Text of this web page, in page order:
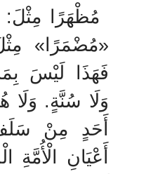
مُظْهَرًا مِثْلَ:
»مُضْمَرًا «
فَهَذَا لَيْسَ
وَلَا سُنَّةٍ. وَلَا
أَحَدٍ مِنْ
أَعْيَانِ الْأُمَّةِ